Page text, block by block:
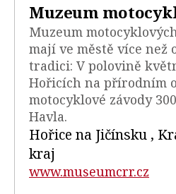
Muzeum
Muzeum
mají ve městě více než
tradici: V polovině
Hořicích na přírodním
motocyklové závody
Havla.
Hořice na Jičínsku ,
kraj
www.museumcrr.cz